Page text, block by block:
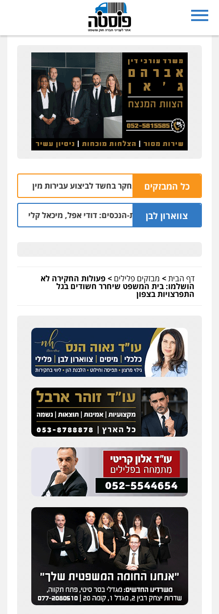
כל המבזקים
ראשון לציון נחקר בחשד לביצוע עבירות מין 05.08 | 10:05
צווארון לבן
בפרשת הסתרת-הנכסים: דודי אפל, מיכאל קליינר והאחים
דף הבית> מבזקים פלילים >פעולות החקירה לא
הושלמו: בית המשפט שיחרר חשודים בגל
התפרצויות בצפון
שחר לדובסקי, עו"ד
פלילי מעצרים וחקירות עבירות המתה עורכי
0507913332
עו"ד איהאב ג'לג'ולי
פלילי מעצרים וחקירות עורכי דין לענייני
0505216700
עו"ד שלומי שרון
פלילי צבאי מעצרים וחקירות
0547342002
עו"ד אלון קריטי